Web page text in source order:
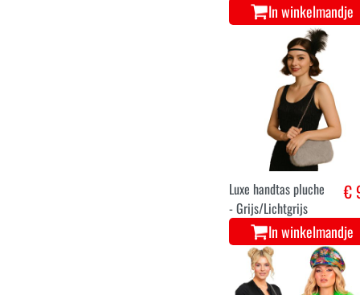
In winkelmandje
Luxe handtas pluche
- Grijs/Lichtgrijs
€
In winkelmandje